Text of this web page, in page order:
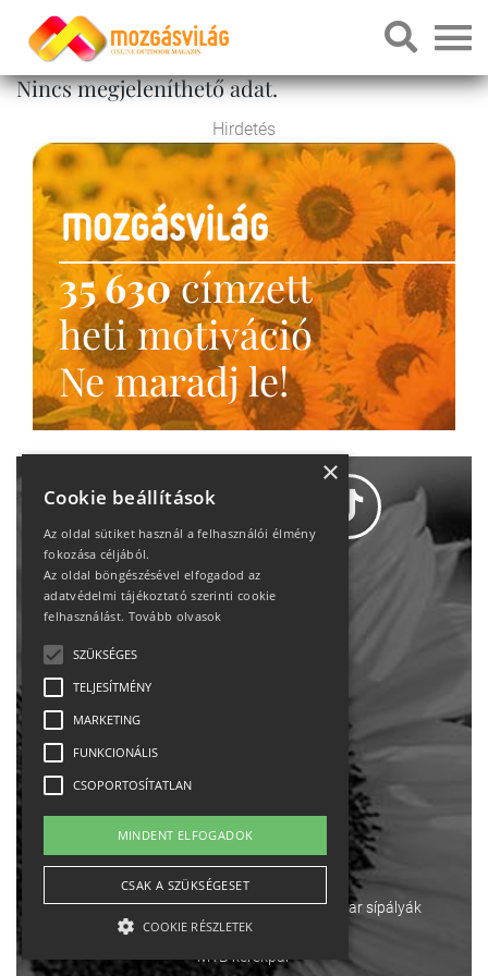
Nincs megjeleníthető adat.
Hirdetés
35 630címzett
heti motiváció
Ne maradj le!
Adatvédelem
Impresszum-kapcsolat
English
Ebike Osztrák sípályák Magyar sípályák
MTB kerékpár
×
Cookie beállítások
Az oldal sütiket használ a felhasználói élmény
fokozása céljából.
Az oldal böngészésével elfogadod az
adatvédelmi tájékoztató szerinti cookie
felhasználást. Tovább olvasok
SZÜKSÉGES
TELJESÍTMÉNY
MARKETING
FUNKCIONÁLIS
CSOPORTOSÍTATLAN
MINDENT ELFOGADOK
CSAK A SZÜKSÉGESET
COOKIE RÉSZLETEK